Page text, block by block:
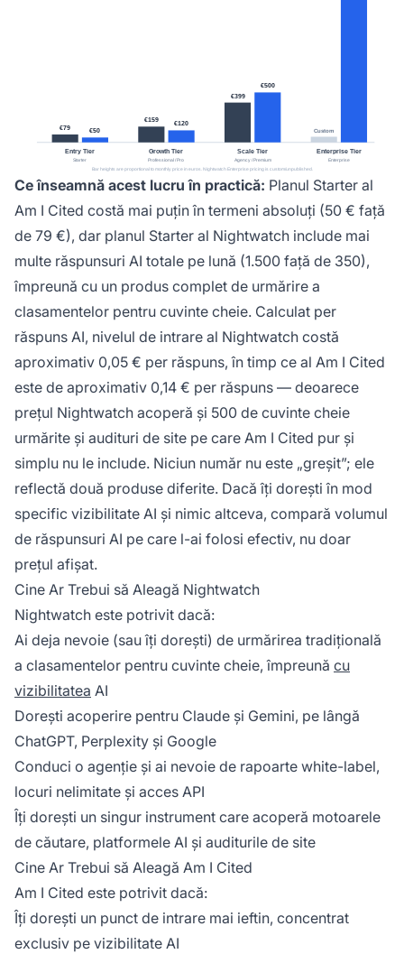
Ce înseamnă acest lucru în practică: Planul Starter al
Am I Cited costă mai puțin în termeni absoluți (50 € față
de 79 €), dar planul Starter al Nightwatch include mai
multe răspunsuri AI totale pe lună (1.500 față de 350),
împreună cu un produs complet de urmărire a
clasamentelor pentru cuvinte cheie. Calculat per
răspuns AI, nivelul de intrare al Nightwatch costă
aproximativ 0,05 € per răspuns, în timp ce al Am I Cited
este de aproximativ 0,14 € per răspuns — deoarece
prețul Nightwatch acoperă și 500 de cuvinte cheie
urmărite și audituri de site pe care Am I Cited pur și
simplu nu le include. Niciun număr nu este „greșit”; ele
reflectă două produse diferite. Dacă îți dorești în mod
specific vizibilitate AI și nimic altceva, compară volumul
de răspunsuri AI pe care l-ai folosi efectiv, nu doar
prețul afișat.
Cine Ar Trebui să Aleagă Nightwatch
Nightwatch este potrivit dacă:
Ai deja nevoie (sau îți dorești) de urmărirea tradițională
a clasamentelor pentru cuvinte cheie, împreună cu
vizibilitatea AI
Dorești acoperire pentru Claude și Gemini, pe lângă
ChatGPT, Perplexity și Google
Conduci o agenție și ai nevoie de rapoarte white-label,
locuri nelimitate și acces API
Îți dorești un singur instrument care acoperă motoarele
de căutare, platformele AI și auditurile de site
Cine Ar Trebui să Aleagă Am I Cited
Am I Cited este potrivit dacă:
Îți dorești un punct de intrare mai ieftin, concentrat
exclusiv pe vizibilitate AI